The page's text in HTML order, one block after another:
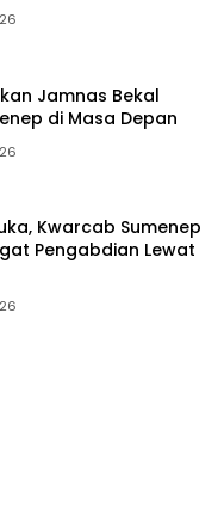
Jamnas Bekal
di Masa Depan
Kwarcab Sumenep
Pengabdian Lewat